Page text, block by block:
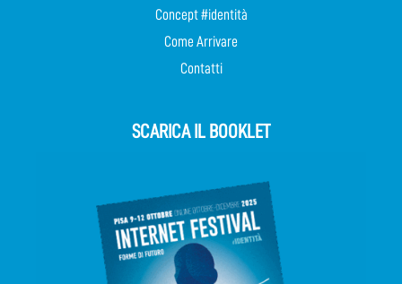
Concept #identità
Come Arrivare
Contatti
SCARICA IL BOOKLET